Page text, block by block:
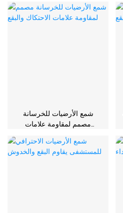
شمع الأرضيات للخرسانة
مصمم لمقاومة علامات